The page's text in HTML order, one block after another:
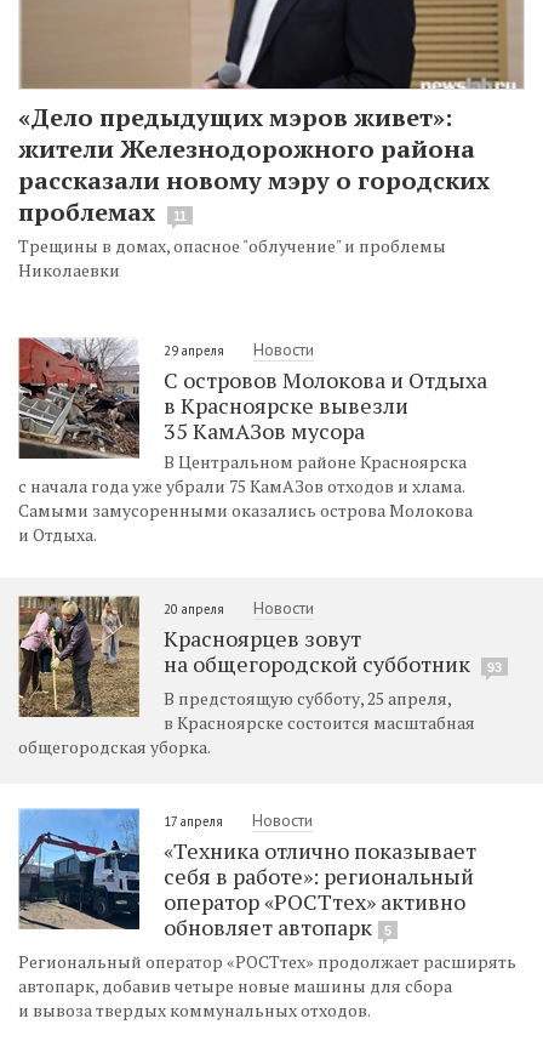
«Дело предыдущих мэров живет»:
жители Железнодорожного района
рассказали новому мэру о городских
проблемах
11
Трещины в домах, опасное "облучение" и проблемы
Николаевки
29 апреля Новости
С островов Молокова и Отдыха
в Красноярске вывезли
35 КамАЗов мусора
В Центральном районе Красноярска
с начала года уже убрали 75 КамАЗов отходов и хлама.
Самыми замусоренными оказались острова Молокова
и Отдыха.
20 апреля Новости
Красноярцев зовут
на общегородской субботник
93
В предстоящую субботу, 25 апреля,
в Красноярске состоится масштабная
общегородская уборка.
17 апреля Новости
«Техника отлично показывает
себя в работе»: региональный
оператор «РОСТтех» активно
обновляет автопарк
5
Региональный оператор «РОСТтех» продолжает расширять
автопарк, добавив четыре новые машины для сбора
и вывоза твердых коммунальных отходов.